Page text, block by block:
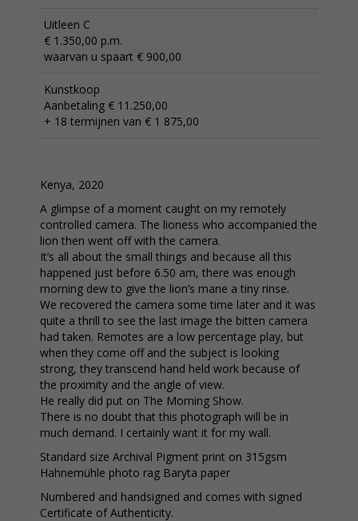
Uitleen C
€ 1.350,00 p.m.
waarvan u spaart € 900,00
Kunstkoop
Aanbetaling € 11.250,00
+ 18 termijnen van € 1 875,00
Kenya, 2020
A glimpse of a moment caught on my remotely
controlled camera. The lioness who accompanied the
lion then went off with the camera.
It’s all about the small things and because all this
happened just before 6.50 am, there was enough
morning dew to give the lion’s mane a tiny rinse.
We recovered the camera some time later and it was
quite a thrill to see the last image the bitten camera
had taken. Remotes are a low percentage play, but
when they come off and the subject is looking
strong, they transcend hand held work because of
the proximity and the angle of view.
He really did put on The Morning Show.
There is no doubt that this photograph will be in
much demand. I certainly want it for my wall.
Standard size Archival Pigment print on 315gsm
Hahnemühle photo rag Baryta paper
Numbered and handsigned and comes with signed
Certificate of Authenticity.